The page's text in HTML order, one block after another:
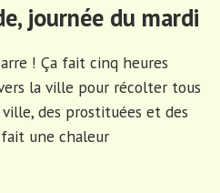
journée du mardi
! Ça fait cinq heures
la ville pour récolter tous
des prostituées et des
une chaleur